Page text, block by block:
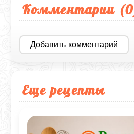
Комментарии (0
Добавить комментарий
Еще рецепты